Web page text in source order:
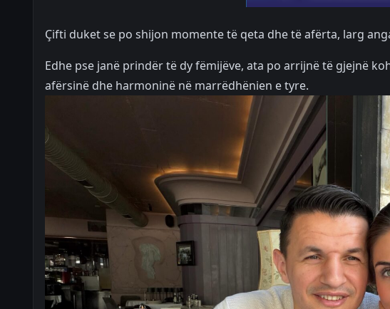
Çifti duket se po shijon momente të qeta dhe të afërta, larg
Edhe pse janë prindër të dy fëmijëve, ata po arrijnë të gjejnë
afërsinë dhe harmoninë në marrëdhënien e tyre.